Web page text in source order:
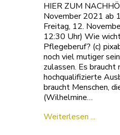
HIER ZUM
November 2021 ab
Freitag, 12.
12:30 Uhr) Wie
Pflegeberuf? (c)
noch viel mutiger
zulassen. Es braucht
hochqualifizierte
braucht Menschen,
(Wilhelmine…
Weiterlesen ...